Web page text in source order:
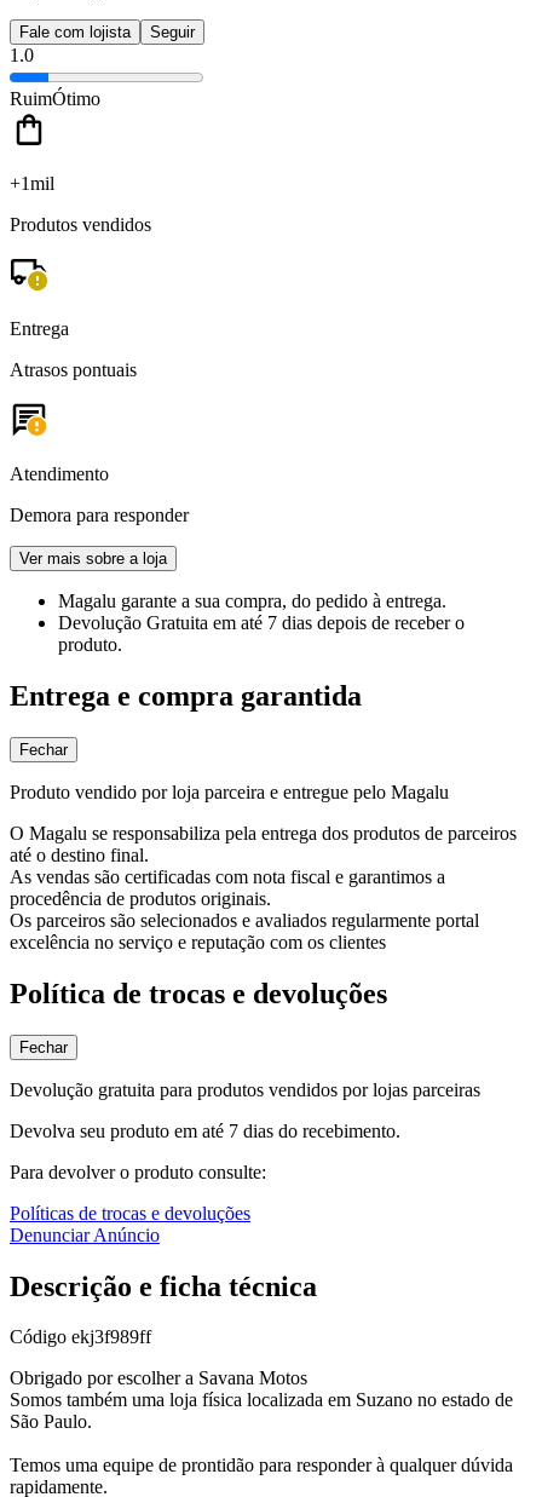
Fale com lojista Seguir
1.0
RuimÓtimo
+1mil
Produtos vendidos
Entrega
Atrasos pontuais
Atendimento
Demora para responder
Ver mais sobre a loja
Magalu garante a sua compra, do pedido à entrega.
Devolução Gratuita em até 7 dias depois de receber o
produto.
Entrega e compra garantida
Fechar
Produto vendido por loja parceira e entregue pelo Magalu
O Magalu se responsabiliza pela entrega dos produtos de parceiros
até o destino final.
As vendas são certificadas com nota fiscal e garantimos a
procedência de produtos originais.
Os parceiros são selecionados e avaliados regularmente portal
excelência no serviço e reputação com os clientes
Política de trocas e devoluções
Fechar
Devolução gratuita para produtos vendidos por lojas parceiras
Devolva seu produto em até 7 dias do recebimento.
Para devolver o produto consulte:
Políticas de trocas e devoluções
Denunciar Anúncio
Descrição e ficha técnica
Código ekj3f989ff
Obrigado por escolher a Savana Motos
Somos também uma loja física localizada em Suzano no estado de
São Paulo.
Temos uma equipe de prontidão para responder à qualquer dúvida
rapidamente.